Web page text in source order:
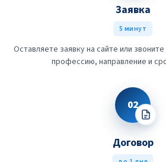
Заявка
5 минут
Оставляете заявку на сайте или
профессию, направление и
02
Договор